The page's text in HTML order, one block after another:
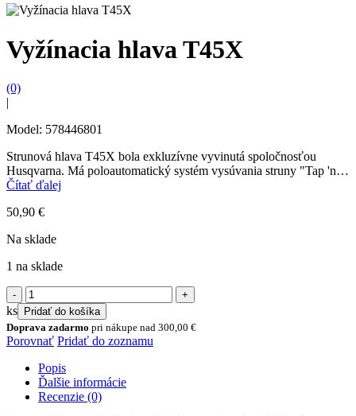
Vyžínacia hlava T45X
(0)
|
Model: 578446801
Strunová hlava T45X bola exkluzívne vyvinutá spoločnosťou
Husqvarna. Má poloautomatický systém vysúvania struny "Tap 'n'
Go" a spodnú misku uloženú v ložisku. Tieto vlastnosti boli...
Čítať ďalej
50,90 €
Na sklade
1 na sklade
množstvo
Vyžínacia
hlava
T45X
ks
Pridať do košíka
Doprava zadarmo pri nákupe nad 300,00 €
Porovnať Pridať do zoznamu
Popis
Ďalšie informácie
Recenzie (0)